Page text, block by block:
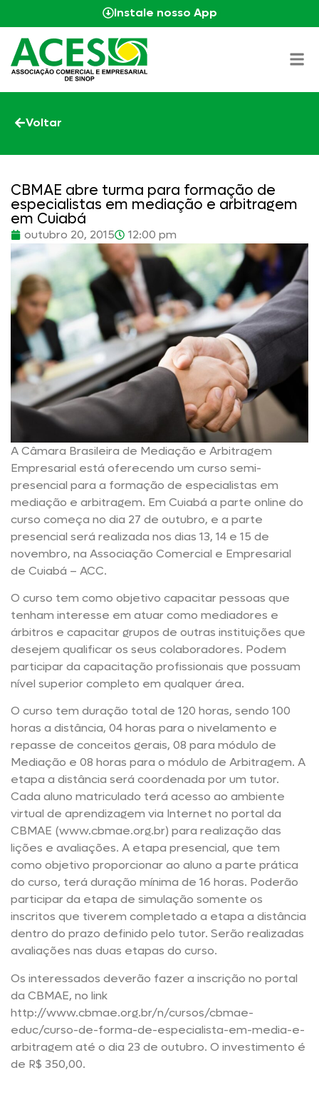
Instale nosso App
Voltar
CBMAE abre turma para formação de
especialistas em mediação e arbitragem
em Cuiabá
outubro 20, 2015 12:00 pm
A Câmara Brasileira de Mediação e Arbitragem
Empresarial está oferecendo um curso semi-
presencial para a formação de especialistas em
mediação e arbitragem. Em Cuiabá a parte online do
curso começa no dia 27 de outubro, e a parte
presencial será realizada nos dias 13, 14 e 15 de
novembro, na Associação Comercial e Empresarial
de Cuiabá – ACC.
O curso tem como objetivo capacitar pessoas que
tenham interesse em atuar como mediadores e
árbitros e capacitar grupos de outras instituições que
desejem qualificar os seus colaboradores. Podem
participar da capacitação profissionais que possuam
nível superior completo em qualquer área.
O curso tem duração total de 120 horas, sendo 100
horas a distância, 04 horas para o nivelamento e
repasse de conceitos gerais, 08 para módulo de
Mediação e 08 horas para o módulo de Arbitragem. A
etapa a distância será coordenada por um tutor.
Cada aluno matriculado terá acesso ao ambiente
virtual de aprendizagem via Internet no portal da
CBMAE (www.cbmae.org.br) para realização das
lições e avaliações. A etapa presencial, que tem
como objetivo proporcionar ao aluno a parte prática
do curso, terá duração mínima de 16 horas. Poderão
participar da etapa de simulação somente os
inscritos que tiverem completado a etapa a distância
dentro do prazo definido pelo tutor. Serão realizadas
avaliações nas duas etapas do curso.
Os interessados deverão fazer a inscrição no portal
da CBMAE, no link
http://www.cbmae.org.br/n/cursos/cbmae-
educ/curso-de-forma-de-especialista-em-media-e-
arbitragem até o dia 23 de outubro. O investimento é
de R$ 350,00.